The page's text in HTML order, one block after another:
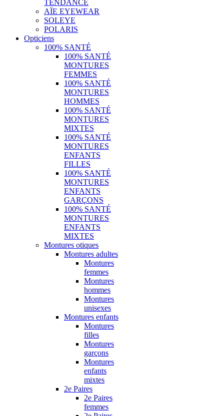
TENDANCE
AÏE EYEWEAR
SOLEYE
POLARIS
Opticiens
100% SANTÉ
100% SANTÉ
MONTURES
FEMMES
100% SANTÉ
MONTURES
HOMMES
100% SANTÉ
MONTURES
MIXTES
100% SANTÉ
MONTURES
ENFANTS
FILLES
100% SANTÉ
MONTURES
ENFANTS
GARÇONS
100% SANTÉ
MONTURES
ENFANTS
MIXTES
Montures otiques
Montures adultes
Montures
femmes
Montures
hommes
Montures
unisexes
Montures enfants
Montures
filles
Montures
garçons
Montures
enfants
mixtes
2e Paires
2e Paires
femmes